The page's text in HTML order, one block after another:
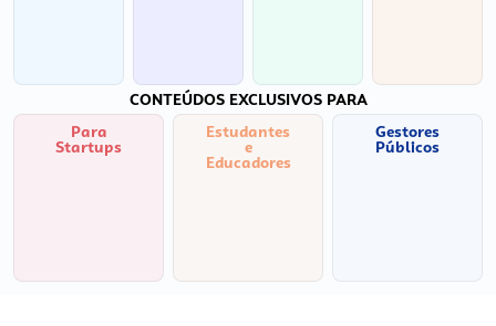
CONTEÚDOS EXCLUSIVOS PARA
Para
Startups
Estudantes
e
Educadores
Gestores
Públicos